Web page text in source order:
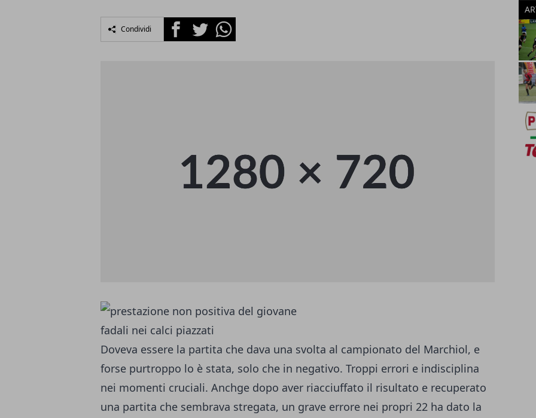
Condividi FacebookTwitterWhatsapp
Doveva essere la partita che dava una svolta al campionato del Marchiol, e
forse purtroppo lo è stata, solo che in negativo. Troppi errori e indisciplina
nei momenti cruciali. Anchge dopo aver riacciuffato il risultato e recuperato
una partita che sembrava stregata, un grave errore nei propri 22 ha dato la